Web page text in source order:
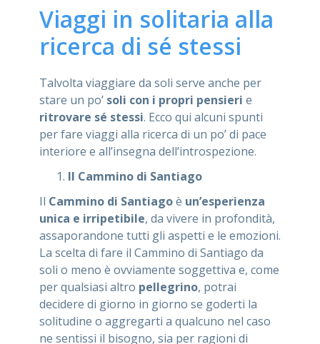
Viaggi in solitaria alla
ricerca di sé stessi
Talvolta viaggiare da soli serve anche per
stare un po’ soli con i propri pensieri e
ritrovare sé stessi. Ecco qui alcuni spunti
per fare viaggi alla ricerca di un po’ di pace
interiore e all’insegna dell’introspezione.
Il Cammino di Santiago
Il Cammino di Santiagoè un’esperienza
unica e irripetibile, da vivere in profondità,
assaporandone tutti gli aspetti e le emozioni.
La scelta di fare il Cammino di Santiago da
soli o meno è ovviamente soggettiva e, come
per qualsiasi altro pellegrino, potrai
decidere di giorno in giorno se goderti la
solitudine o aggregarti a qualcuno nel caso
ne sentissi il bisogno, sia per ragioni di